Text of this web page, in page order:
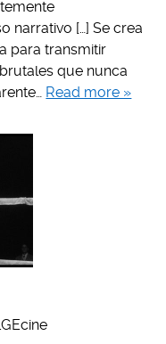
narrativo […] Se crea
para transmitir
que nunca
Read more »